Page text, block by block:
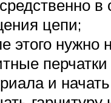
в
цепи;
этого нужно
перчатки
и